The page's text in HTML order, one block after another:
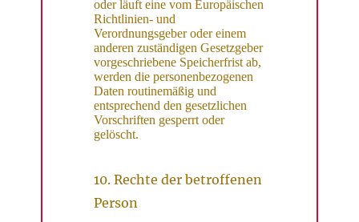
oder läuft eine vom Europäischen
Richtlinien- und
Verordnungsgeber oder einem
anderen zuständigen Gesetzgeber
vorgeschriebene Speicherfrist ab,
werden die personenbezogenen
Daten routinemäßig und
entsprechend den gesetzlichen
Vorschriften gesperrt oder
gelöscht.
10. Rechte der betroffenen
Person